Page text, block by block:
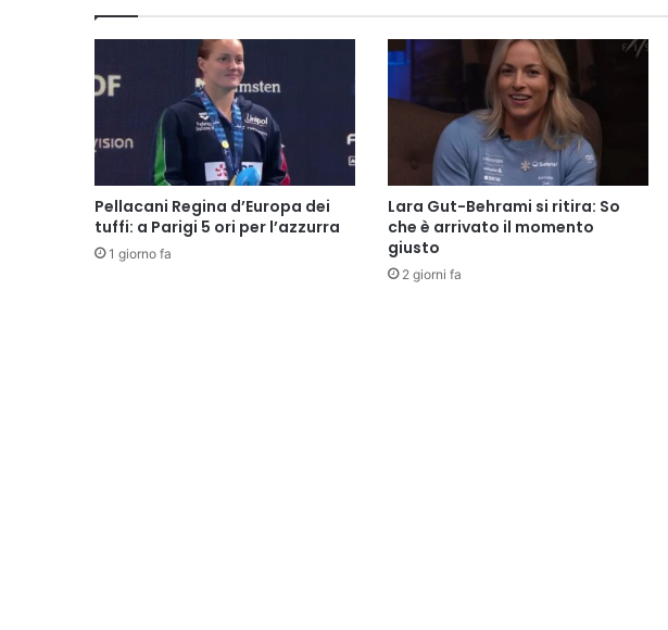
Pellacani Regina d’Europa dei
tuffi: a Parigi 5 ori per l’azzurra
1 giorno fa
Lara Gut-Behrami si ritira: So
che è arrivato il momento
giusto
2 giorni fa